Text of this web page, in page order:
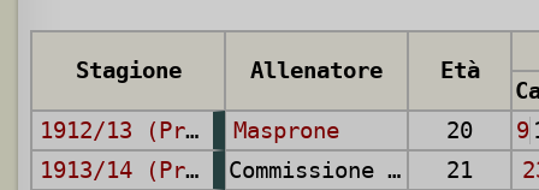
Stagione Allenatore Età
1912/13 (Prima Categoria) Masprone 20 9
1913/14 (Prima Categoria)
Commissione Tecnica 21